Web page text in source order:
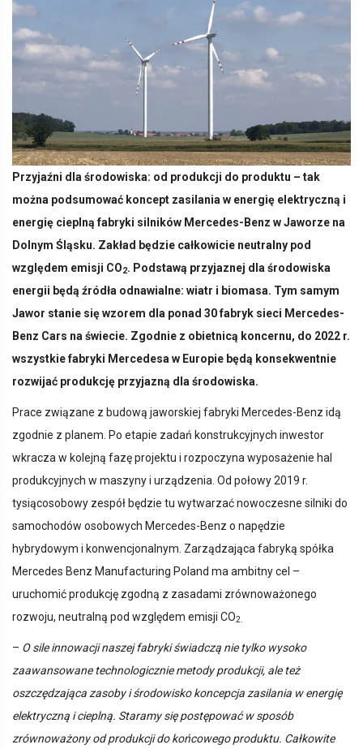
Przyjaźni dla środowiska: od produkcji do produktu – tak
można podsumować koncept zasilania w energię elektryczną i
energię cieplną fabryki silników Mercedes-Benz w Jaworze na
Dolnym Śląsku. Zakład będzie całkowicie neutralny pod
względem emisji CO2. Podstawą przyjaznej dla środowiska
energii będą źródła odnawialne: wiatr i biomasa. Tym samym
Jawor stanie się wzorem dla ponad 30 fabryk sieci Mercedes-
Benz Cars na świecie. Zgodnie z obietnicą koncernu, do 2022 r.
wszystkie fabryki Mercedesa w Europie będą konsekwentnie
rozwijać produkcję przyjazną dla środowiska.
Prace związane z budową jaworskiej fabryki Mercedes-Benz idą
zgodnie z planem. Po etapie zadań konstrukcyjnych inwestor
wkracza w kolejną fazę projektu i rozpoczyna wyposażenie hal
produkcyjnych w maszyny i urządzenia. Od połowy 2019 r.
tysiącosobowy zespół będzie tu wytwarzać nowoczesne silniki do
samochodów osobowych Mercedes-Benz o napędzie
hybrydowym i konwencjonalnym. Zarządzająca fabryką spółka
Mercedes Benz Manufacturing Poland ma ambitny cel –
uruchomić produkcję zgodną z zasadami zrównoważonego
rozwoju, neutralną pod względem emisji CO2.
– O sile innowacji naszej fabryki świadczą nie tylko wysoko
zaawansowane technologicznie metody produkcji, ale też
oszczędzająca zasoby i środowisko koncepcja zasilania w energię
elektryczną i cieplną. Staramy się postępować w sposób
zrównoważony od produkcji do końcowego produktu. Całkowite